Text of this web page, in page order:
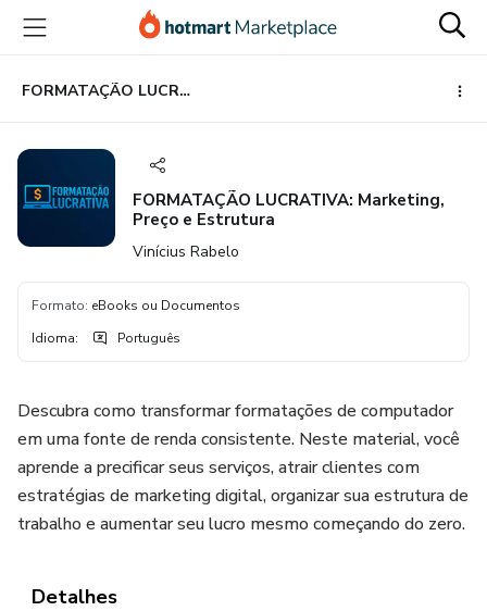
para
conteúdo
principal
para
pagamento
para
rodapé
FORMATAÇÃO LUCRATIVA: Marketing, Preço e Estrutura
FORMATAÇÃO LUCRATIVA: Marketing,
Preço e Estrutura
Vinícius Rabelo
Formato: eBooks ou Documentos
Idioma: Português
Descubra como transformar formatações de computador
em uma fonte de renda consistente. Neste material, você
aprende a precificar seus serviços, atrair clientes com
estratégias de marketing digital, organizar sua estrutura de
trabalho e aumentar seu lucro mesmo começando do zero.
Detalhes